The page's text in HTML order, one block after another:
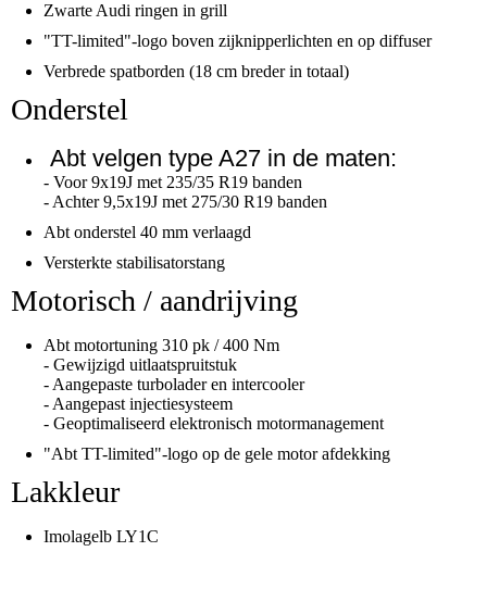
Zwarte Audi ringen in grill
"TT-limited"-logo boven zijknipperlichten en op diffuser
Verbrede spatborden (18 cm breder in totaal)
Onderstel
Abt velgen type A27 in de maten:
- Voor 9x19J met 235/35 R19 banden
- Achter 9,5x19J met 275/30 R19 banden
Abt onderstel 40 mm verlaagd
Versterkte stabilisatorstang
Motorisch / aandrijving
Abt motortuning 310 pk / 400 Nm
- Gewijzigd uitlaatspruitstuk
- Aangepaste turbolader en intercooler
- Aangepast injectiesysteem
- Geoptimaliseerd elektronisch motormanagement
"Abt TT-limited"-logo op de gele motor afdekking
Lakkleur
Imolagelb LY1C